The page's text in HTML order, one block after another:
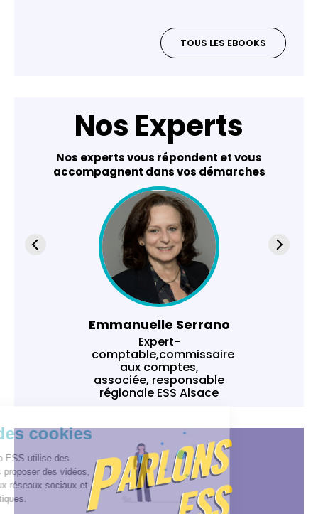
TOUS LES EBOOKS
Nos Experts
Nos experts vous répondent et vous
accompagnent dans vos démarches
Emmanuelle Serrano
Expert-
comptable,commissaire
aux comptes,
associée, responsable
régionale ESS Alsace
Gestion des cookies
Ce site In Extenso ESS utilise des
cookies pour vous proposer des vidéos,
vous connecter aux réseaux sociaux et
réaliser des statistiques.